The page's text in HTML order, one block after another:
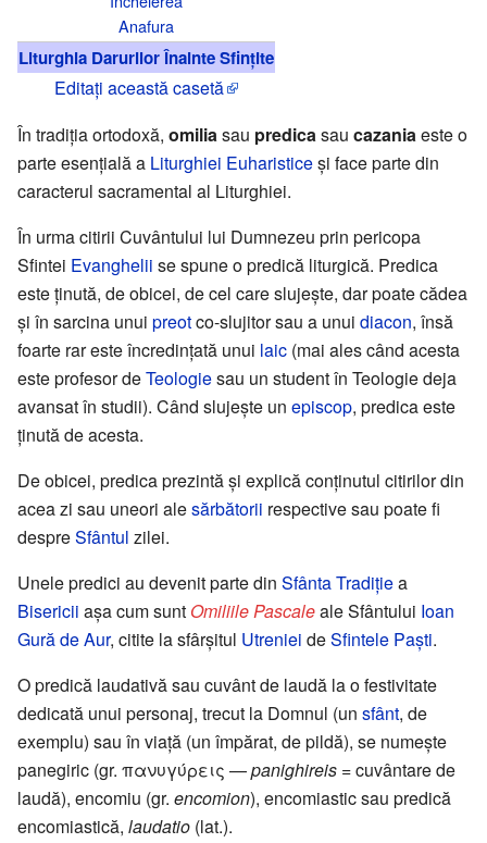
Anafura
Liturghia Darurilor Înainte Sfințite
Editați această casetă
În tradiția ortodoxă, omilia sau predica sau cazania este o
parte esențială a Liturghiei Euharisticeși face parte din
caracterul sacramental al Liturghiei.
În urma citirii Cuvântului lui Dumnezeu prin pericopa
Sfintei Evanghelii se spune o predică liturgică. Predica
este ținută, de obicei, de cel care slujește, dar poate cădea
și în sarcina unui preotco-slujitor sau a unui diacon, însă
foarte rar este încredințată unui laic (mai ales când acesta
este profesor deTeologiesau un student în Teologie deja
avansat în studii). Când slujește un episcop, predica este
ținută de acesta.
De obicei, predica prezintă și explică conținutul citirilor din
acea zi sau uneori alesărbătorii respective sau poate fi
despreSfântul zilei.
Unele predici au devenit parte din Sfânta Tradițiea
Bisericii așa cum sunt Omiliile Pascaleale Sfântului Ioan
Gură de Aur, citite la sfârșitul Utreniei deSfintele Paști.
O predică laudativă sau cuvânt de laudă la o festivitate
dedicată unui personaj, trecut la Domnul (un sfânt, de
exemplu) sau în viață (un împărat, de pildă), se numește
panegiric (gr. πανυγύρεις —panighireis = cuvântare de
laudă), encomiu (gr. encomion), encomiastic sau predică
encomiastică, laudatio (lat.).